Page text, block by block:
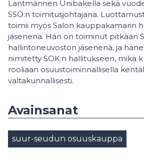
Lantmännen Unibakella sekä
SSO:n toimitusjohtajana.
toimii myös Salon kauppakamarin
jäsenenä. Hän on toiminut pitkään
hallintoneuvoston jäsenenä, ja
nimitetty SOK:n hallitukseen, mikä
rooliaan osuustoiminnallisella
valtakunnallisesti.
Avainsanat
suur-seudun osuuskauppa